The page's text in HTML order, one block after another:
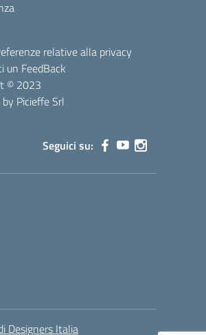
relative alla privacy
un FeedBack
© 2023
Picieffe Srl
Seguici su:
Designers Italia